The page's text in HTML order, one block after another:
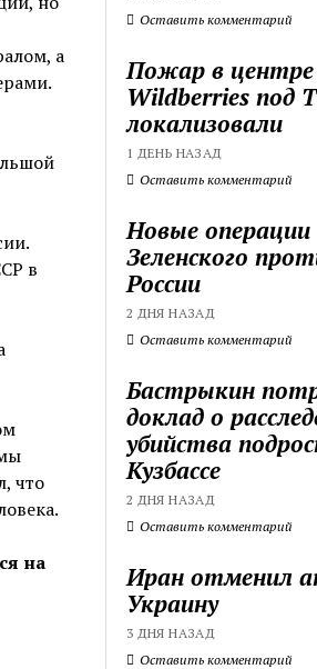
а
в
что
на
Оставить комментарий
Пожар в центре
Wildberries под
локализовали
1 ДЕНЬ НАЗАД
Оставить комментарий
Новые операции
Зеленского
России
2 ДНЯ НАЗАД
Оставить комментарий
Бастрыкин
доклад о
убийства
Кузбассе
2 ДНЯ НАЗАД
Оставить комментарий
Иран отменил
Украину
3 ДНЯ НАЗАД
Оставить комментарий